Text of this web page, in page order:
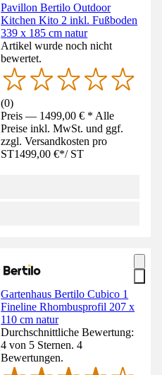
Pavillon Bertilo Outdoor
Kitchen Kito 2 inkl. Fußboden
339 x 185 cm natur
Artikel wurde noch nicht
bewertet.
(0)
Preis — 1499,00 € * Alle
Preise inkl. MwSt. und ggf.
zzgl. Versandkosten pro
ST1499,00 €*/ ST
Gartenhaus Bertilo Cubico 1
Fineline Rhombusprofil 207 x
110 cm natur
Durchschnittliche Bewertung:
4 von 5 Sternen. 4
Bewertungen.